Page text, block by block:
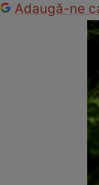
Adaugă-ne